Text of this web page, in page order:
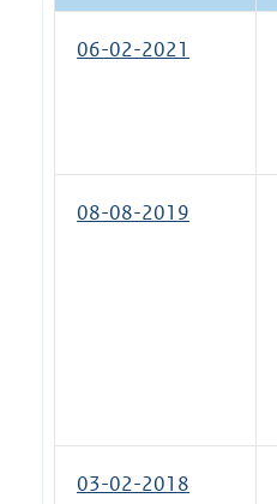
06-02-2021
08-08-2019
03-02-2018